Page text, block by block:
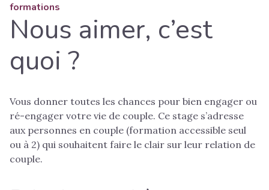
formations
Nous aimer, c’est
quoi ?
Vous donner toutes les chances pour bien engager ou
ré-engager votre vie de couple. Ce stage s’adresse
aux personnes en couple (formation accessible seul
ou à 2) qui souhaitent faire le clair sur leur relation de
couple.